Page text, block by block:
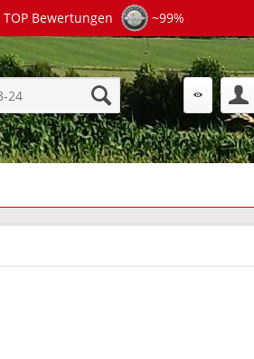
TOP Bewertungen ~99%